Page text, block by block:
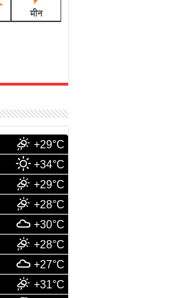
+29°C
+34°C
+29°C
+28°C
+30°C
+28°C
+27°C
+31°C